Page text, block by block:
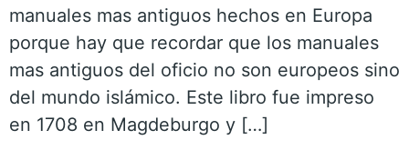
manuales mas antiguos hechos en Europa
porque hay que recordar que los manuales
mas antiguos del oficio no son europeos sino
del mundo islámico. Este libro fue impreso
en 1708 en Magdeburgo y […]